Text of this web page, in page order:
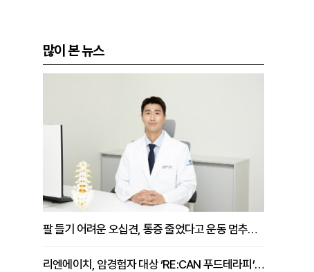
많이 본 뉴스
팔 들기 어려운 오십견, 통증 줄었다고 운동 멈추면 안 되는 이유 [이병욱 원장 칼럼]
리엔에이치, 암경험자 대상 ‘RE:CAN 푸드테라피’ 운영